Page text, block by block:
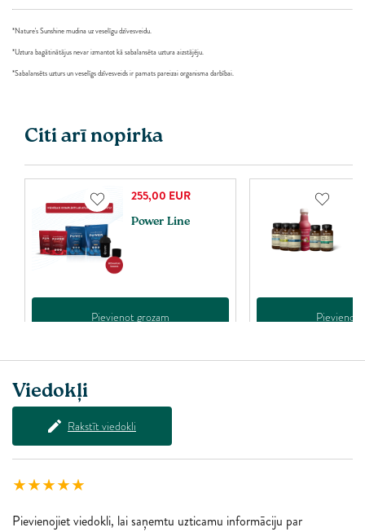
*Nature's Sunshine mudina uz veselīgu dzīvesveidu.
*Uztura bagātinātājus nevar izmantot kā sabalansēta uztura aizstājēju.
*Sabalansēts uzturs un veselīgs dzīvesveids ir pamats pareizai organisma darbībai.
Citi arī nopirka
255,00 EUR
Power Line
Pievienot grozam Pievienot
Viedokļi
Rakstīt viedokli
Pievienojiet viedokli, lai saņemtu uzticamu informāciju par